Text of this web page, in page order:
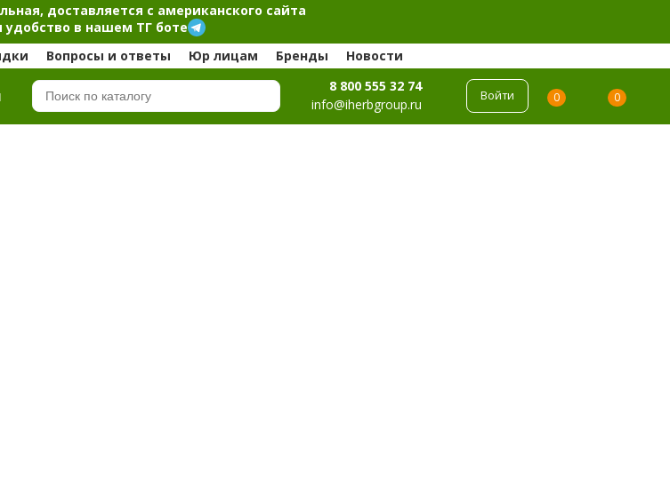
доставляется с американского сайта
удобство в нашем ТГ боте
Вопросы и ответы Юр лицам Бренды Новости
8 800 555 32 74
info@iherbgroup.ru
Войти 0 0